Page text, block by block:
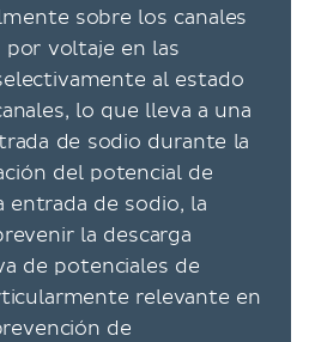
sobre los canales
por voltaje en las
al estado
lo que lleva a una
de sodio durante la
del potencial de
entrada de sodio, la
la descarga
de potenciales de
relevante en
de